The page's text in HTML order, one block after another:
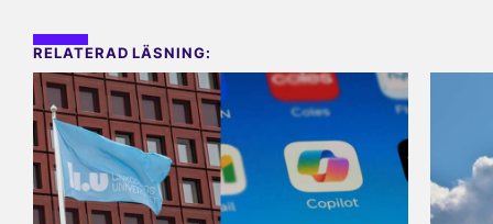
RELATERAD LÄSNING: